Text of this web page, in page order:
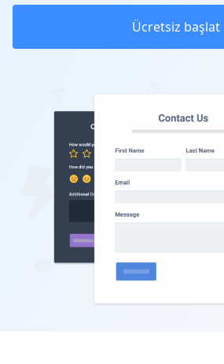
Ücretsiz başlat